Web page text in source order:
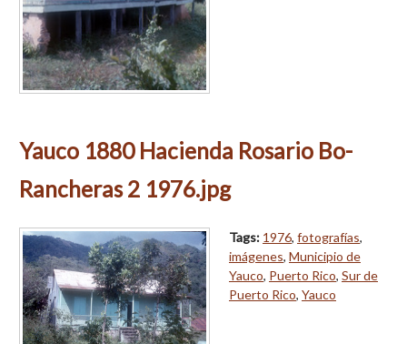
Yauco 1880 Hacienda Rosario Bo-
Rancheras 2 1976.jpg
Tags: 1976, fotografías,
imágenes, Municipio de
Yauco, Puerto Rico, Sur de
Puerto Rico, Yauco